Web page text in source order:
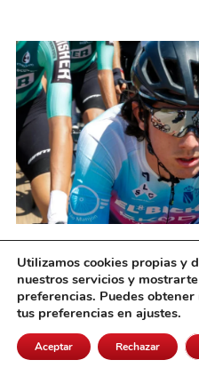
a Castilla-La Mancha
agosto 6, 2026
Utilizamos cookies propias y
nuestros servicios y
preferencias. Puedes
tus preferencias en ajustes.
Aceptar Rechazar